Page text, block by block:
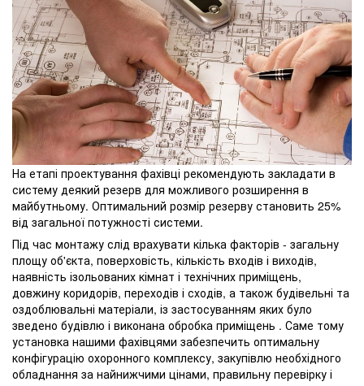
На етапі проектування фахівці рекомендують закладати в
систему деякий резерв для можливого розширення в
майбутньому. Оптимальний розмір резерву становить 25%
від загальної потужності системи.
Під час монтажу слід врахувати кілька факторів - загальну
площу об'єкта, поверховість, кількість входів і виходів,
наявність ізольованих кімнат і технічних приміщень,
довжину коридорів, переходів і сходів, а також будівельні та
оздоблювальні матеріали, із застосуванням яких було
зведено будівлю і виконана обробка приміщень . Саме тому
установка нашими фахівцями забезпечить оптимальну
конфігурацію охоронного комплексу, закупівлю необхідного
обладнання за найнижчими цінами, правильну перевірку і